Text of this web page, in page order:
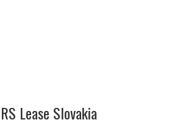
RS Lease Slovakia